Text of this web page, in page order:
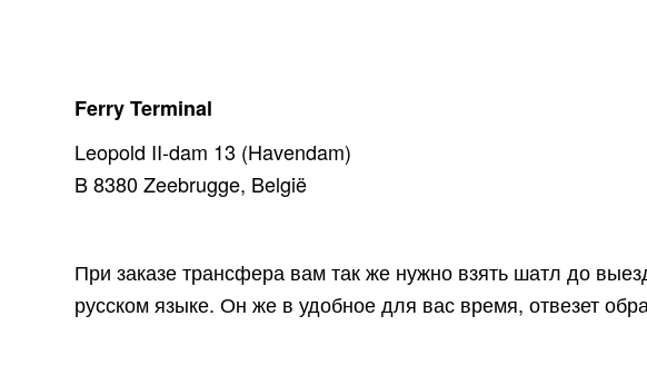
Ferry Terminal
Leopold II-dam 13 (Havendam)
B 8380 Zeebrugge, België
При заказе трансфера вам так же нужно взять шатл до
русском языке. Он же в удобное для вас время, отвезет